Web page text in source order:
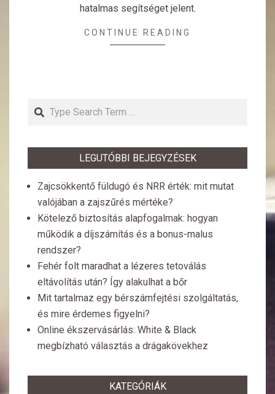
hatalmas segítséget jelent.
CONTINUE READING
Search
LEGUTÓBBI BEJEGYZÉSEK
Zajcsökkentő füldugó és NRR érték: mit mutat
valójában a zajszűrés mértéke?
Kötelező biztosítás alapfogalmak: hogyan
működik a díjszámítás és a bonus-malus
rendszer?
Fehér folt maradhat a lézeres tetoválás
eltávolítás után? Így alakulhat a bőr
Mit tartalmaz egy bérszámfejtési szolgáltatás,
és mire érdemes figyelni?
Online ékszervásárlás: White & Black
megbízható választás a drágakövekhez
KATEGÓRIÁK